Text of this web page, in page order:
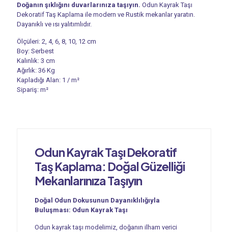
Taş
|
Odun
Taşı
PS
9503
adet
Doğanın şıklığını duvarlarınıza taşıyın. Odun Kayrak Taşı
Dekoratif Taş Kaplama ile modern ve Rustik mekanlar yaratın.
Dayanıklı ve ısı yalıtımlıdır.
Ölçüleri: 2, 4, 6, 8, 10, 12 cm
Boy: Serbest
Kalınlık: 3 cm
Ağırlık: 36 Kg
Kapladığı Alan: 1 / m²
Sipariş: m²
Odun Kayrak Taşı Dekoratif
Taş Kaplama: Doğal Güzelliği
Mekanlarınıza Taşıyın
Doğal Odun Dokusunun Dayanıklılığıyla
Buluşması: Odun Kayrak Taşı
Odun kayrak taşı modelimiz, doğanın ilham verici